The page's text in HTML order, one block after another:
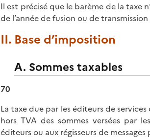
Il est précisé que le barème de la taxe
de l’année de fusion ou de
II. Base d’imposition
A. Sommes taxables
70
La taxe due par les éditeurs de
hors TVA des sommes versées par
éditeurs ou aux régisseurs de